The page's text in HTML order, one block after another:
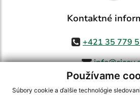
Používame
Súbory cookie a ďalšie technológie
Kontaktné
+421 35 779